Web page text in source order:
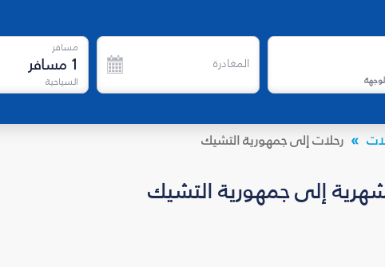
المغادرة
مسافر
1 مسافر
السياحية
رحلات إلى جمهورية التشيك
إلى جمهورية التشيك